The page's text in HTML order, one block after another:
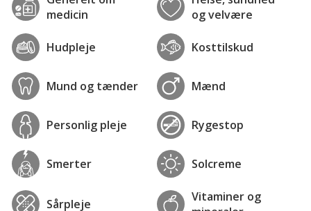
medicin
og velvære
Hudpleje Kosttilskud
Mund og tænder Mænd
Personlig pleje Rygestop
Smerter Solcreme
Sårpleje
Vitaminer og